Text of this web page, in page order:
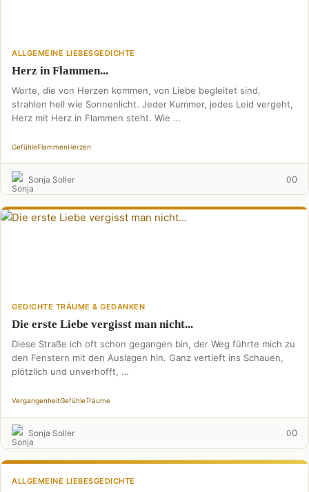
ALLGEMEINE LIEBESGEDICHTE
Herz in Flammen...
Worte, die von Herzen kommen, von Liebe begleitet sind,
strahlen hell wie Sonnenlicht. Jeder Kummer, jedes Leid vergeht,
Herz mit Herz in Flammen steht. Wie …
GefühleFlammenHerzen
Sonja Soller 00
GEDICHTE TRÄUME & GEDANKEN
Die erste Liebe vergisst man nicht...
Diese Straße ich oft schon gegangen bin, der Weg führte mich zu
den Fenstern mit den Auslagen hin. Ganz vertieft ins Schauen,
plötzlich und unverhofft, …
VergangenheitGefühleTräume
Sonja Soller 00
ALLGEMEINE LIEBESGEDICHTE